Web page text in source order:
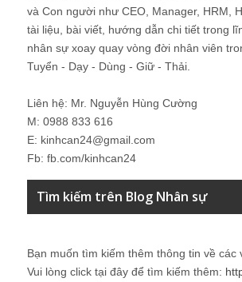
và Con người như CEO, Manager, HRM,
tài liệu, bài viết, hướng dẫn chi tiết trong
nhân sự xoay quay vòng đời nhân viên
Tuyển - Dạy - Dùng - Giữ - Thải.
Liên hệ: Mr. Nguyễn Hùng Cường
M: 0988 833 616
E: kinhcan24@gmail.com
Fb: fb.com/kinhcan24
Tìm kiếm trên Blog Nhân sự
Bạn muốn tìm kiếm thêm thông tin về các
Vui lòng click tại đây để tìm kiếm thêm: